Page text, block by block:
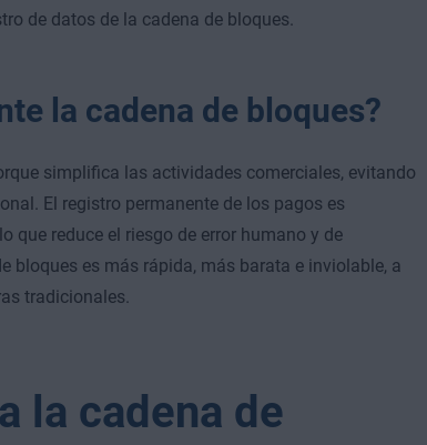
de datos de la cadena de bloques.
la cadena de bloques?
simplifica las actividades comerciales, evitando
El registro permanente de los pagos es
que reduce el riesgo de error humano y de
bloques es más rápida, más barata e inviolable, a
tradicionales.
la cadena de